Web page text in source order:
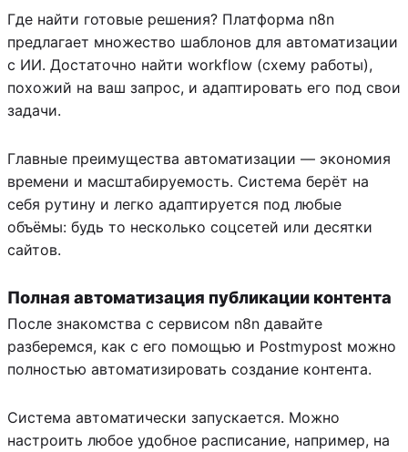
Где найти готовые решения? Платформа n8n
предлагает множество шаблонов для автоматизации
с ИИ. Достаточно найти workflow (схему работы),
похожий на ваш запрос, и адаптировать его под свои
задачи.
Главные преимущества автоматизации — экономия
времени и масштабируемость. Система берёт на
себя рутину и легко адаптируется под любые
объёмы: будь то несколько соцсетей или десятки
сайтов.
Полная автоматизация публикации контента
После знакомства с сервисом n8n давайте
разберемся, как с его помощью и Postmypost можно
полностью автоматизировать создание контента.
Система автоматически запускается. Можно
настроить любое удобное расписание, например, на